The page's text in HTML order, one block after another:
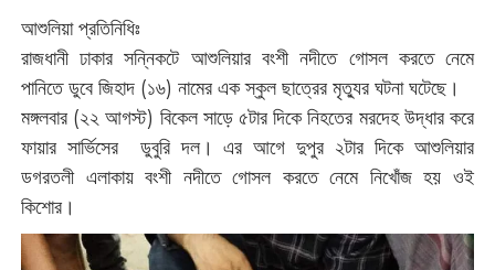
আশুলিয়া প্রতিনিধিঃ
রাজধানী ঢাকার সন্নিকটে আশুলিয়ার বংশী নদীতে গোসল করতে নেমে
পানিতে ডুবে জিহাদ (১৬) নামের এক স্কুল ছাত্রের মৃত্যুর ঘটনা ঘটেছে।
মঙ্গলবার (২২ আগস্ট) বিকেল সাড়ে ৫টার দিকে নিহতের মরদেহ উদ্ধার করে
ফায়ার সার্ভিসের ডুবুরি দল। এর আগে দুপুর ২টার দিকে আশুলিয়ার
ডগরতলী এলাকায় বংশী নদীতে গোসল করতে নেমে নিখোঁজ হয় ওই
কিশোর।